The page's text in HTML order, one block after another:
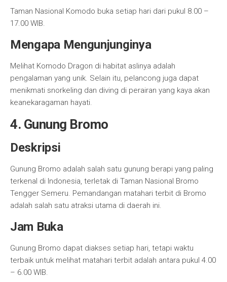
Taman Nasional Komodo buka setiap hari dari pukul 8.00 –
17.00 WIB.
Mengapa Mengunjunginya
Melihat Komodo Dragon di habitat aslinya adalah
pengalaman yang unik. Selain itu, pelancong juga dapat
menikmati snorkeling dan diving di perairan yang kaya akan
keanekaragaman hayati.
4. Gunung Bromo
Deskripsi
Gunung Bromo adalah salah satu gunung berapi yang paling
terkenal di Indonesia, terletak di Taman Nasional Bromo
Tengger Semeru. Pemandangan matahari terbit di Bromo
adalah salah satu atraksi utama di daerah ini.
Jam Buka
Gunung Bromo dapat diakses setiap hari, tetapi waktu
terbaik untuk melihat matahari terbit adalah antara pukul 4.00
– 6.00 WIB.